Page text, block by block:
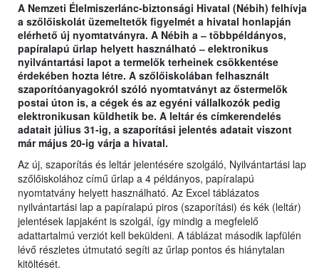
A Nemzeti Élelmiszerlánc-biztonsági Hivatal (Nébih) felhívja
a szőlőiskolát üzemeltetők figyelmét a hivatal honlapján
elérhető új nyomtatványra. A Nébih a ‒ többpéldányos,
papíralapú űrlap helyett használható ‒ elektronikus
nyilvántartási lapot a termelők terheinek csökkentése
érdekében hozta létre. A szőlőiskolában felhasznált
szaporítóanyagokról szóló nyomtatványt az őstermelők
postai úton is, a cégek és az egyéni vállalkozók pedig
elektronikusan küldhetik be. A leltár és címkerendelés
adatait július 31-ig, a szaporítási jelentés adatait viszont
már május 20-ig várja a hivatal.
Az új, szaporítás és leltár jelentésére szolgáló, Nyilvántartási lap
szőlőiskolához című űrlap a 4 példányos, papíralapú
nyomtatvány helyett használható. Az Excel táblázatos
nyilvántartási lap a papíralapú piros (szaporítási) és kék (leltár)
jelentések lapjaként is szolgál, így mindig a megfelelő
adattartalmú verziót kell beküldeni. A táblázat második lapfülén
lévő részletes útmutató segíti az űrlap pontos és hiánytalan
kitöltését.